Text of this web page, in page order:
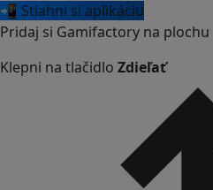
📲 Stiahni si aplikáciu
Pridaj si Gamifactory na plochu
Klepni na tlačidlo Zdieľať